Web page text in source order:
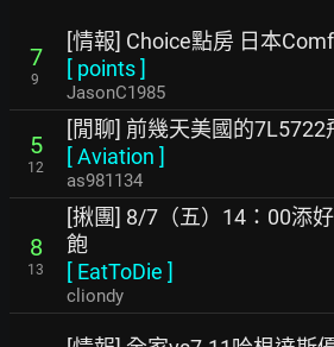
7
9
[情報] Choice點房 日本
[ points]
JasonC1985
5
12
[閒聊] 前幾天美國的
[Aviation ]
as981134
8
13
[揪團] 8/7（五）14：00添
飽
[ EatToDie ]
cliondy